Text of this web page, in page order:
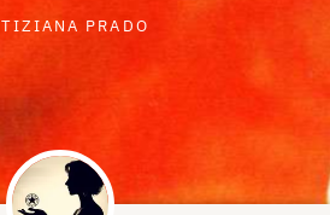
TIZIANA PRADO